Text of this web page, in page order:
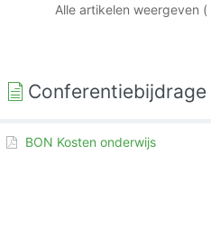
Alle artikelen weergeven (
Conferentiebijdrage
BON Kosten onderwijs